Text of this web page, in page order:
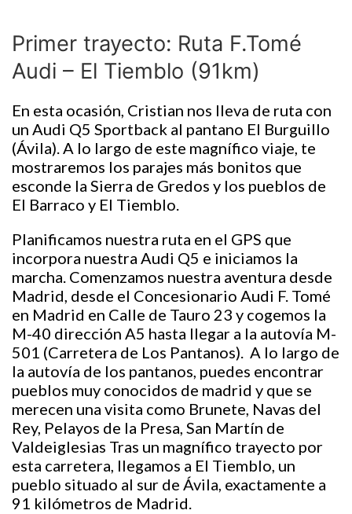
Primer trayecto: Ruta F.Tomé
Audi – El Tiemblo (91km)
En esta ocasión, Cristian nos lleva de ruta con
un Audi Q5 Sportback al pantano El Burguillo
(Ávila). A lo largo de este magnífico viaje, te
mostraremos los parajes más bonitos que
esconde la Sierra de Gredos y los pueblos de
El Barraco y El Tiemblo.
Planificamos nuestra ruta en el GPS que
incorpora nuestra Audi Q5 e iniciamos la
marcha. Comenzamos nuestra aventura desde
Madrid, desde el Concesionario Audi F. Tomé
en Madrid en Calle de Tauro 23 y cogemos la
M-40 dirección A5 hasta llegar a la autovía M-
501 (Carretera de Los Pantanos). A lo largo de
la autovía de los pantanos, puedes encontrar
pueblos muy conocidos de madrid y que se
merecen una visita como Brunete, Navas del
Rey, Pelayos de la Presa, San Martín de
Valdeiglesias Tras un magnífico trayecto por
esta carretera, llegamos a El Tiemblo, un
pueblo situado al sur de Ávila, exactamente a
91 kilómetros de Madrid.